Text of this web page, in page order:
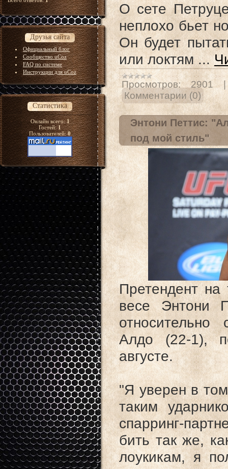
Друзья сайта
Официальный блог
Сообщество uCoz
FAQ по системе
Инструкции для uCoz
Статистика
Онлайн всего:1
Гостей:1
Пользователей:0
О сете
неплохо бьет
Он будет
или локтям ...
Просмотров: 2901
Комментарии (0)
Энтони Петтис:
под мой стиль"
Претендент на
весе Энтони
Алдо (22-1),
августе.
"Я уверен в
таким
спарринг-
бить так же,
лоукикам, я